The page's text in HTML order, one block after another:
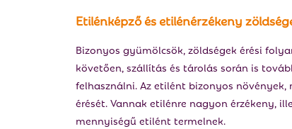
Etilénképző és etilénérzékeny
Bizonyos gyümölcsök, zöldségek érési
követően, szállítás és tárolás során is
felhasználni. Az etilént bizonyos
érését. Vannak etilénre nagyon érzékeny,
mennyiségű etilént termelnek.